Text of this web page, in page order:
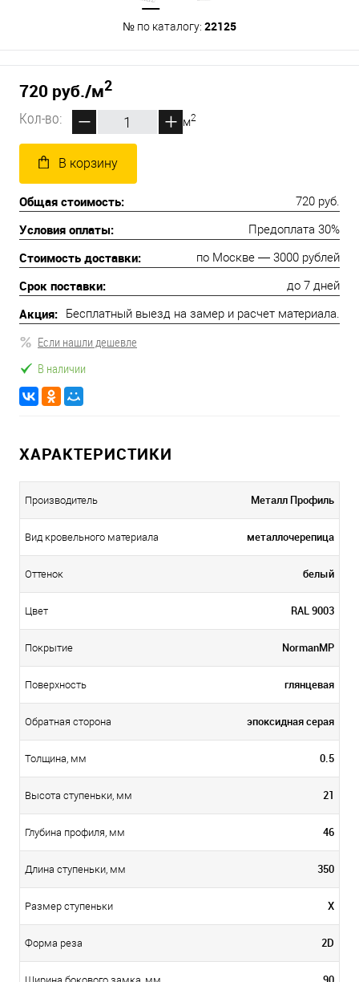
№ по каталогу: 22125
720 руб./м2
Кол-во:
м2
В корзину
Общая стоимость: 720 руб.
Условия оплаты: Предоплата 30%
Стоимость доставки: по Москве — 3000 рублей
Срок поставки: до 7 дней
Акция: Бесплатный выезд на замер и расчет материала.
Если нашли дешевле
В наличии
ХАРАКТЕРИСТИКИ
Производитель Металл Профиль
Вид кровельного материала металлочерепица
Оттенок белый
Цвет RAL 9003
Покрытие NormanMP
Поверхность глянцевая
Обратная сторона эпоксидная серая
Толщина, мм 0.5
Высота ступеньки, мм 21
Глубина профиля, мм 46
Длина ступеньки, мм 350
Размер ступеньки X
Форма реза 2D